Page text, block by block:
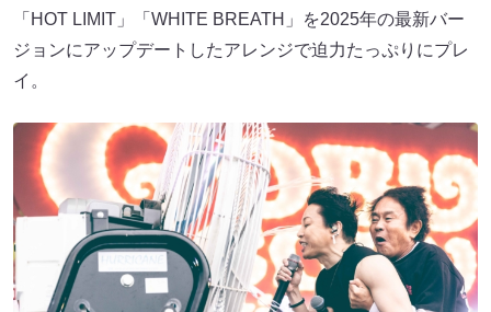
「HOT LIMIT」「WHITE BREATH」を2025年の最新バー
ジョンにアップデートしたアレンジで迫力たっぷりにプレ
イ。